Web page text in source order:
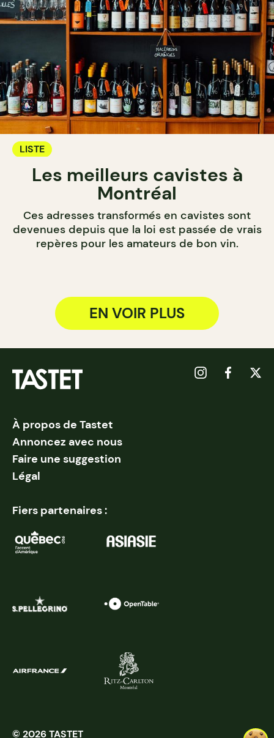
LISTE
Les meilleurs cavistes à
Montréal
Ces adresses transformés en cavistes sont
devenues depuis que la loi est passée de vrais
repères pour les amateurs de bon vin.
EN VOIR PLUS
À propos de Tastet
Annoncez avec nous
Faire une suggestion
Légal
Fiers partenaires :
© 2026 TASTET